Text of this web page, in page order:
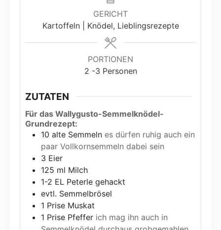
GERICHT
Kartoffeln | Knödel, Lieblingsrezepte
PORTIONEN
2 -3 Personen
ZUTATEN
Für das Wallygusto-Semmelknödel-
Grundrezept:
10 alte Semmeln es dürfen ruhig auch ein
paar Vollkornsemmeln dabei sein
3 Eier
125 ml Milch
1-2 EL Peterle gehackt
evtl. Semmelbrösel
1 Prise Muskat
1 Prise Pfeffer ich mag ihn auch in